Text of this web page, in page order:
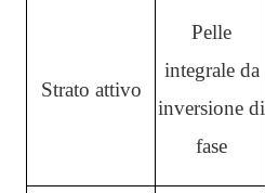
Strato attivo
Pelle
integrale da
inversione di
fase